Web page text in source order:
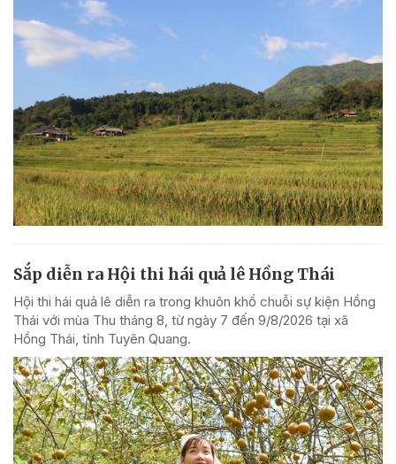
Sắp diễn ra Hội thi hái quả lê Hồng Thái
Hội thi hái quả lê diễn ra trong khuôn khổ chuỗi sự kiện Hồng
Thái với mùa Thu tháng 8, từ ngày 7 đến 9/8/2026 tại xã
Hồng Thái, tỉnh Tuyên Quang.